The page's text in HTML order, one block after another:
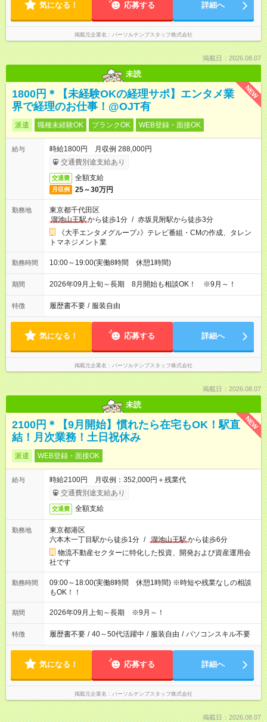
気になる！ 応募する 詳細へ
掲載元企業名 パーソルテンプスタッフ株式会社
掲載日：2026.08.07
未読
NEW
1800円＊【未経験OKの経理サポ】エンタメ業
界で経理のお仕事！@OJT有
派遣 職種未経験OK ブランクOK WEB登録・面接OK
給与
時給1800円 月収例 288,000円
交通費別途支給あり
交通費 全額支給
月収例 25～30万円
勤務地
東京都千代田区
溜池山王駅から徒歩1分 / 赤坂見附駅から徒歩3分
《大手エンタメグループ♪》テレビ番組・CMの作成、タレン
トマネジメント業
勤務時間 10:00～19:00(実働8時間 休憩1時間)
期間 2026年09月上旬～長期 8月開始も相談OK！ ※9月～！
特徴 履歴書不要 / 服装自由
気になる！ 応募する 詳細へ
掲載元企業名 パーソルテンプスタッフ株式会社
掲載日：2026.08.07
未読
NEW
2100円＊【9月開始】慣れたら在宅もOK！駅直
結！月次業務！土日祝休み
派遣 WEB登録・面接OK
給与
時給2100円 月収例：352,000円＋残業代
交通費別途支給あり
交通費 全額支給
勤務地
東京都港区
六本木一丁目駅から徒歩1分 / 溜池山王駅から徒歩6分
物流不動産セクターに特化した投資、開発および資産運用会
社です
勤務時間
09:00～18:00(実働8時間 休憩1時間) ※時短や残業なしの相談
もOK！！
期間 2026年09月上旬～長期 ※9月～！
特徴 履歴書不要 / 40～50代活躍中 / 服装自由 / パソコンスキル不要
気になる！ 応募する 詳細へ
掲載元企業名 パーソルテンプスタッフ株式会社
掲載日：2026.08.07